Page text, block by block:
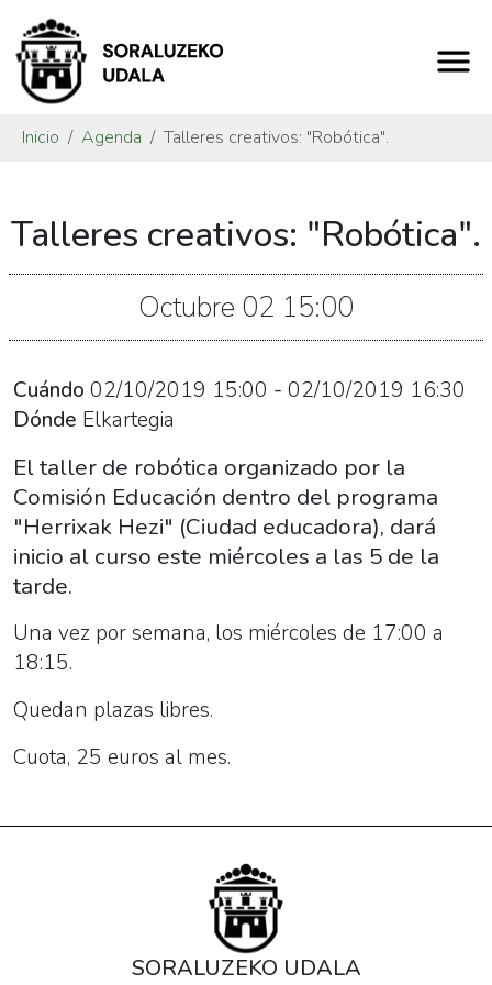
Inicio Agenda Talleres creativos: "Robótica".
creativos-
"Robótica".
2019-
10-
02T17:00:00+02:00
2019-
10-
02T18:30:00+02:00
El
taller
robótica
organizado
por
Comisión
dentro
Talleres creativos: "Robótica".
Octubre 02 15:00
Cuándo 02/10/2019 15:00 - 02/10/2019 16:30
Dónde Elkartegia
El taller de robótica organizado por la
Comisión Educación dentro del programa
"Herrixak Hezi" (Ciudad educadora), dará
inicio al curso este miércoles a las 5 de la
tarde.
Una vez por semana, los miércoles de 17:00 a
18:15.
Quedan plazas libres.
Cuota, 25 euros al mes.
SORALUZEKO UDALA